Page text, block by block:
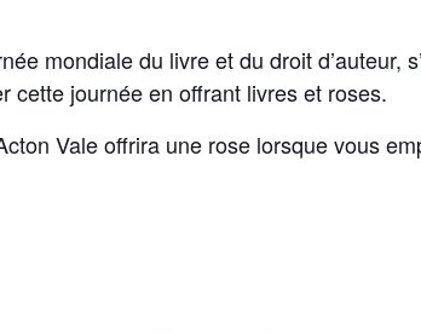
mondiale du livre et du droit d’auteur,
cette journée en offrant livres et roses.
Vale offrira une rose lorsque vous